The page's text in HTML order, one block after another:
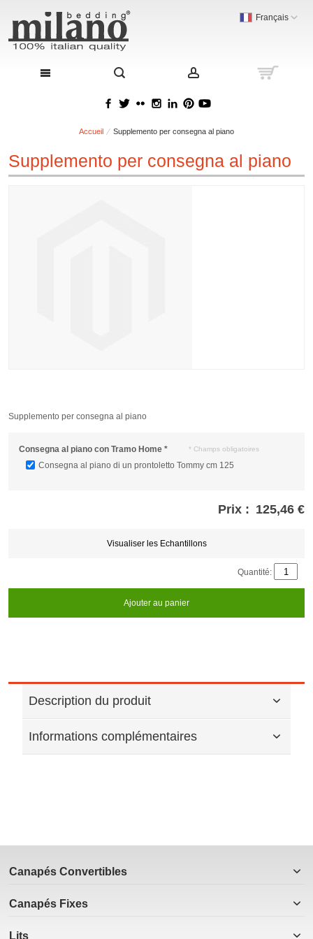
Français
Accueil Supplemento per consegna al piano
Supplemento per consegna al piano
Supplemento per consegna al piano
Consegna al piano con Tramo Home *
Consegna al piano di un prontoletto Tommy cm 125
* Champs obligatoires
Prix : 125,46 €
Visualiser les Echantillons
Quantité:
Ajouter au panier
Description du produit
Informations complémentaires
Canapés Convertibles
Canapés Fixes
Lits